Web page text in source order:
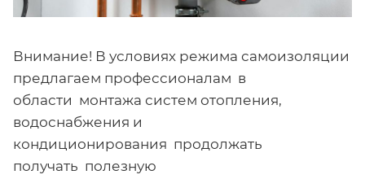
Внимание! В условиях режима самоизоляции
предлагаем профессионалам в
области монтажа систем отопления,
водоснабжения и
кондиционирования продолжать
получать полезную